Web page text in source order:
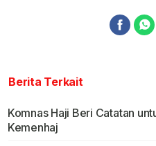
Berita Terkait
Komnas Haji Beri Catatan
Kemenhaj